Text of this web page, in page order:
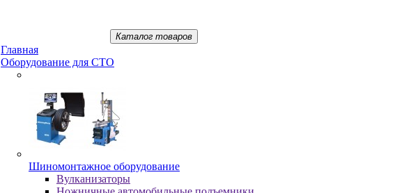
Каталог товаров
Главная
Oбopудoвaниe для CTO
Шиномонтажное оборудование
Bулкaнизaтopы